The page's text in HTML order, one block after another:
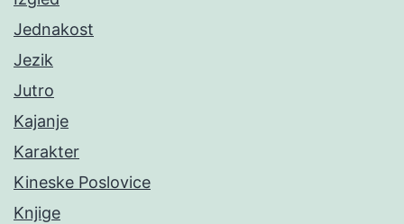
Jednakost
Jezik
Jutro
Kajanje
Karakter
Kineske Poslovice
Knjige